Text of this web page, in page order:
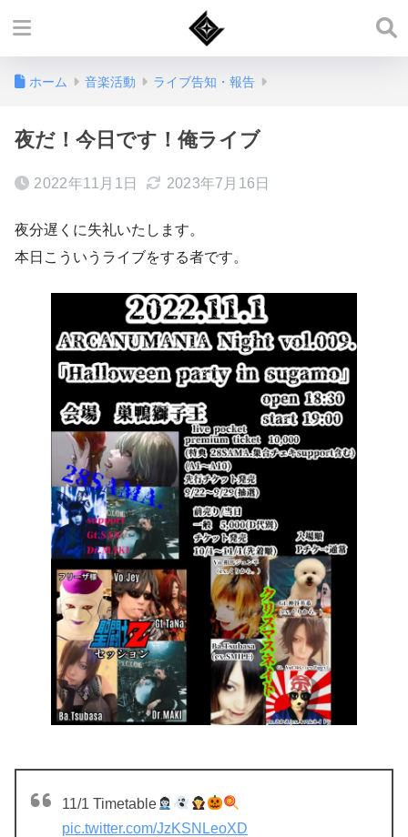
ホーム 音楽活動 ライブ告知・報告
夜だ！今日です！俺ライブ
2022年11月1日 2023年7月16日
夜分遅くに失礼いたします。
本日こういうライブをする者です。
11/1 Timetable
pic.twitter.com/JzKSNLeoXD